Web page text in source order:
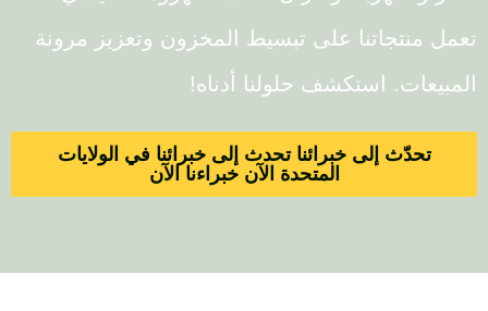
منتجاتنا على تبسيط المخزون وتعزيز مرونة
استكشف حلولنا أدناه!
تحدّث إلى خبرائنا تحدث إلى خبرائنا في الولايات
المتحدة الآن خبراءنا الآن